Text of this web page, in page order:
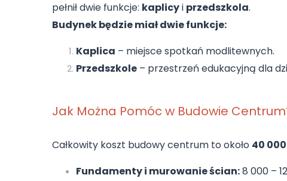
pełnił dwie funkcje: kaplicyi przedszkola.
Budynek będzie miał dwie funkcje:
Kaplica – miejsce spotkań modlitewnych.
Przedszkole – przestrzeń edukacyjną dla
Jak Można Pomóc w Budowie
Całkowity koszt budowy centrum to około 40 000
Fundamenty i murowanie ścian:8 000 –